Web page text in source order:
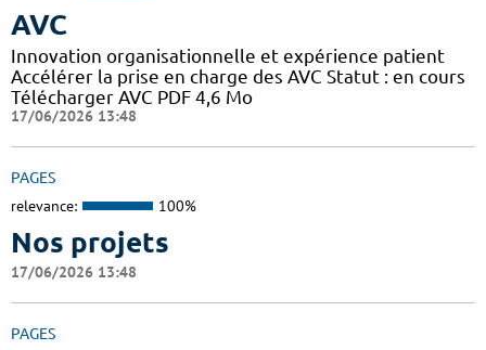
AVC
Innovation organisationnelle et expérience patient
Accélérer la prise en charge des AVC Statut : en cours
Télécharger AVC PDF 4,6 Mo
17/06/2026 13:48
PAGES
relevance: 100%
Nos projets
17/06/2026 13:48
PAGES